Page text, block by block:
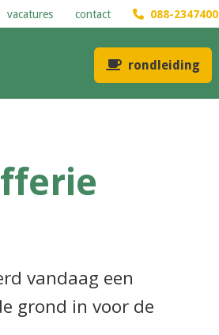
rondleiding
vacatures contact 088-2347400
vandaag een
grond in voor de